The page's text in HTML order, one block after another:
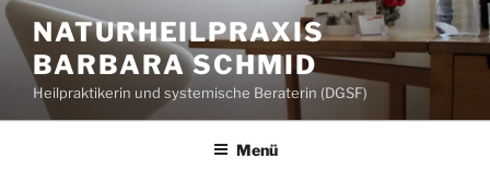
Zum
Inhalt
springen
NATURHEILPRAXIS
BARBARA SCHMID
Heilpraktikerin und systemische Beraterin (DGSF)
Menü